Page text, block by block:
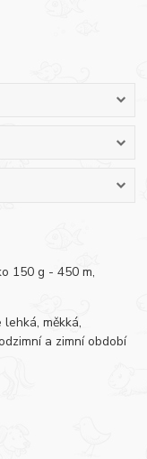
150 g - 450 m,
měkká,
a zimní období